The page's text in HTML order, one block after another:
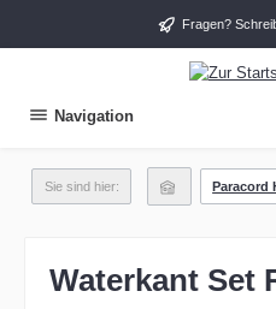
Fragen?
Navigation
Sie sind hier: Paracord
Waterkant Set